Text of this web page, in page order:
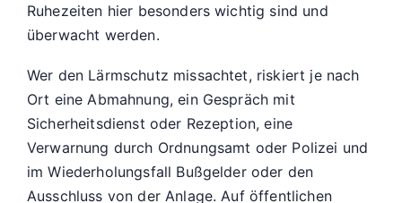
Ruhezeiten hier besonders wichtig sind und
überwacht werden.
Wer den Lärmschutz missachtet, riskiert je nach
Ort eine Abmahnung, ein Gespräch mit
Sicherheitsdienst oder Rezeption, eine
Verwarnung durch Ordnungsamt oder Polizei und
im Wiederholungsfall Bußgelder oder den
Ausschluss von der Anlage. Auf öffentlichen